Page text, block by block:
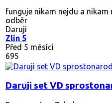
funguje nikam nejdu a
odběr
Daruji
Zlín 5
Před 5 měsíci
695
Daruji set VD